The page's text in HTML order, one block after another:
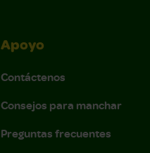
Apoyo
Contáctenos
Consejos para manchar
Preguntas frecuentes